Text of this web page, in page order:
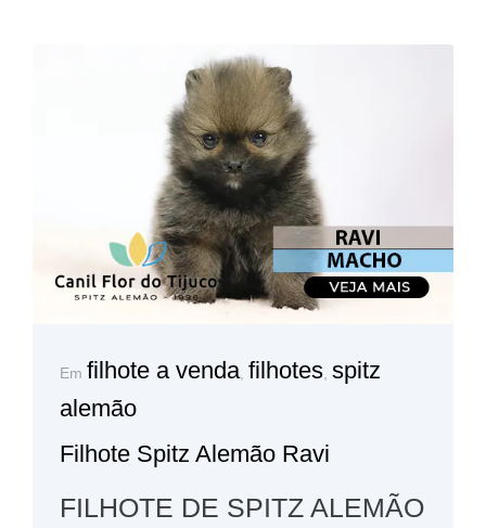
Em filhote a venda, filhotes, spitz
alemão
Filhote Spitz Alemão Ravi
FILHOTE DE SPITZ ALEMÃO